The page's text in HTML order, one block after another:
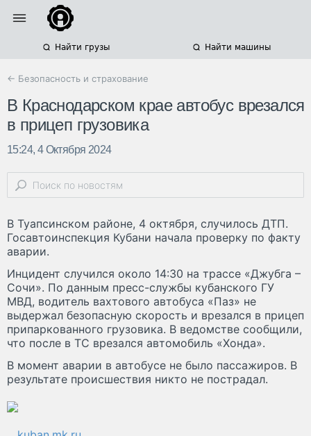
Найти грузы Найти машины
← Безопасность и страхование
В Краснодарском крае автобус врезался
в прицеп грузовика
15:24, 4 Октября 2024
В Туапсинском районе, 4 октября, случилось ДТП.
Госавтоинспекция Кубани начала проверку по факту
аварии.
Инцидент случился около 14:30 на трассе «Джубга –
Сочи». По данным пресс-службы кубанского ГУ
МВД, водитель вахтового автобуса «Паз» не
выдержал безопасную скорость и врезался в прицеп
припаркованного грузовика. В ведомстве сообщили,
что после в ТС врезался автомобиль «Хонда».
В момент аварии в автобусе не было пассажиров. В
результате происшествия никто не пострадал.